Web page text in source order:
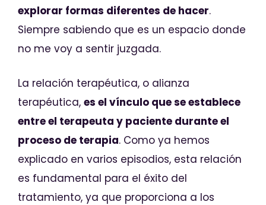
explorar formas diferentes de hacer.
Siempre sabiendo que es un espacio donde
no me voy a sentir juzgada.
La relación terapéutica, o alianza
terapéutica, es el vínculo que se establece
entre el terapeuta y paciente durante el
proceso de terapia. Como ya hemos
explicado en varios episodios, esta relación
es fundamental para el éxito del
tratamiento, ya que proporciona a los